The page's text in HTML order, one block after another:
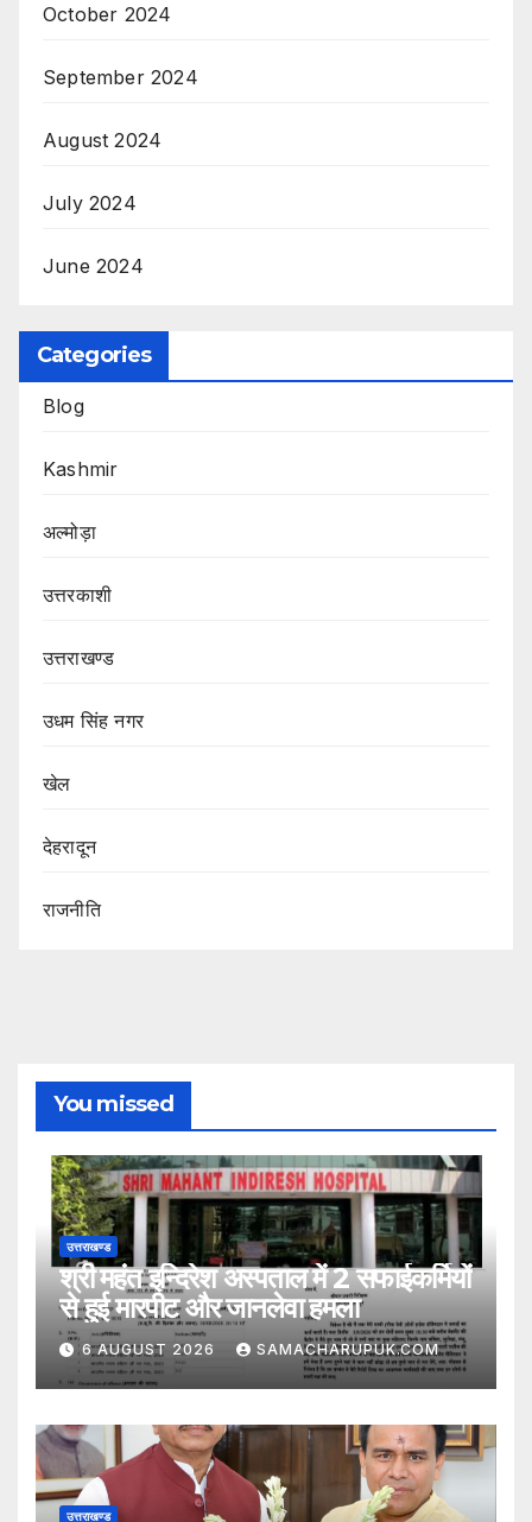
October 2024
September 2024
August 2024
July 2024
June 2024
Categories
Blog
Kashmir
अल्मोड़ा
उत्तरकाशी
उत्तराखण्ड
उधम सिंह नगर
खेल
देहरादून
राजनीति
You missed
उत्तराखण्ड
श्री महंत इन्दिरेश अस्पताल में 2 सफाईकर्मियों
से हुई मारपीट और जानलेवा हमला
6 AUGUST 2026 SAMACHARUPUK.COM
उत्तराखण्ड